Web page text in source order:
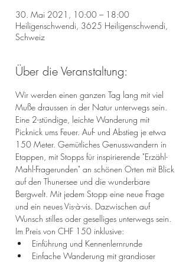
30. Mai 2021, 10:00 – 18:00
Heiligenschwendi, 3625 Heiligenschwendi,
Schweiz
Über die Veranstaltung:
Wir werden einen ganzen Tag lang mit viel
Muße draussen in der Natur unterwegs sein.
Eine 2-stündige, leichte Wanderung mit
Picknick ums Feuer. Auf- und Abstieg je etwa
150 Meter. Gemütliches Genusswandern in
Etappen, mit Stopps für inspirierende "Erzähl-
Mahl-Fragerunden" an schönen Orten mit Blick
auf den Thunersee und die wunderbare
Bergwelt. Mit jedem Stopp eine neue Frage
und ein neues Vis-à-vis. Dazwischen auf
Wunsch stilles oder geselliges unterwegs sein.
Im Preis von CHF 150 inklusive:
Einführung und Kennenlernrunde
Einfache Wanderung mit grandioser